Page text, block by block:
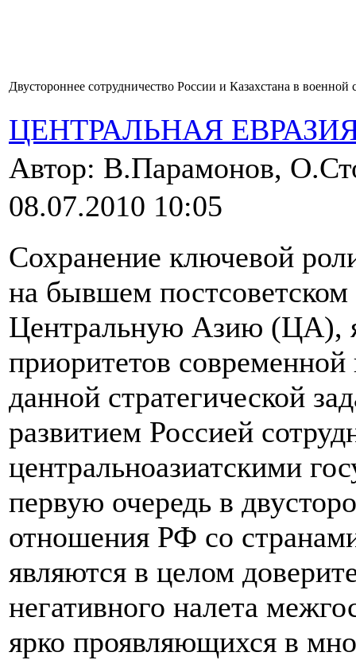
Двустороннее сотрудничество России и Казахстана в военной
ЦЕНТРАЛЬНАЯ
Автор: В.Парамонов,
08.07.2010 10:05
Сохранение ключевой
на бывшем постсоветском
Центральную Азию (ЦА),
приоритетов
данной стратегической
развитием Россией
центральноазиатскими
первую очередь в
отношения РФ со
являются в целом
негативного налета
ярко проявляющихся в